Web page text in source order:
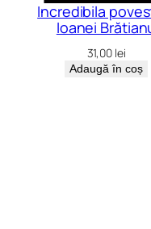
Incredibila
Ioanei
31,00 lei
Adaugă în coș